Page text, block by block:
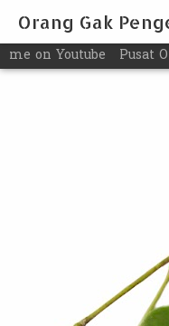
Orang Gak
me on Youtube Pusat